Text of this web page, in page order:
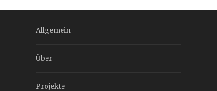
Allgemein
Über
Projekte